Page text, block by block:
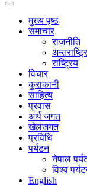
मुख्य पृष्ठ
समाचार
राजनीति
राष्ट्रिय
विचार
कुराकानी
साहित्य
प्रवास
अर्थ जगत
खेलजगत
प्रविधि
पर्यटन
नेपाल
विश्व
English